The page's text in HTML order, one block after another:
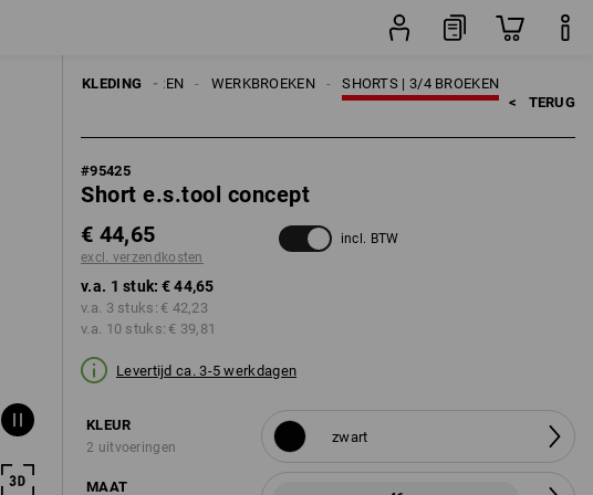
KLEDING SHORTS | 3/4 BROEKEN
WERKBROEKEN
HEREN
< TERUG
#95425
Short e.s.tool concept
€ 44,65
excl. verzendkosten
incl. BTW
v.a. 1 stuk: € 44,65
v.a. 3 stuks: € 42,23
v.a. 10 stuks: € 39,81
Levertijd ca. 3-5 werkdagen
KLEUR
2 uitvoeringen
zwart
MAAT